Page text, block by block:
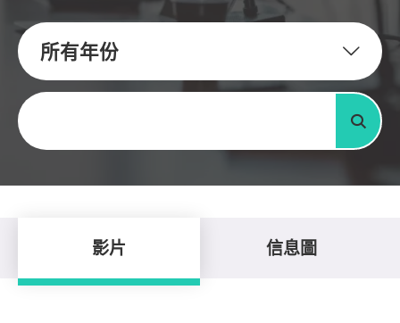
所有年份
關鍵字
搜尋
影片 信息圖